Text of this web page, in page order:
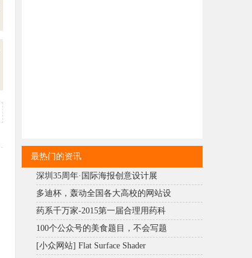
最热门的资讯
深圳35周年·国际海报创意设计展
多迪杯，轰动全国各大高校的网站设
药系千万家-2015第一届合理用药科
100个公众号的美食题目，不会写题
[小众网站] Flat Surface Shader